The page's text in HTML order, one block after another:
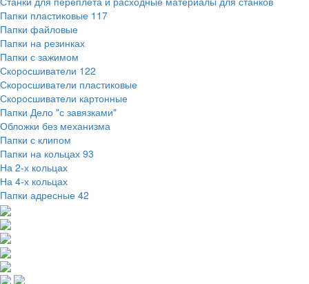
Папки пластиковые 117
Папки файловые
Папки на резинках
Папки с зажимом
Скоросшиватели 122
Скоросшиватели пластиковые
Скоросшиватели картонные
Папки Дело "с завязками"
Обложки без механизма
Папки с клипом
Папки на кольцах 93
На 2-х кольцах
На 4-х кольцах
Папки адресные 42